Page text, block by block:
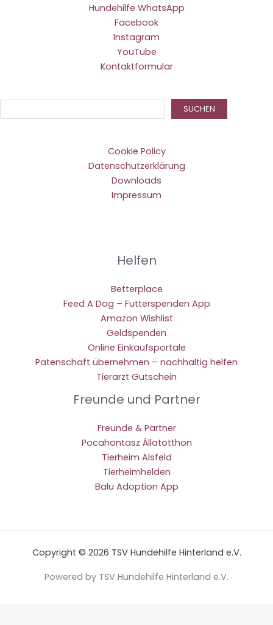
Hundehilfe WhatsApp
Facebook
Instagram
YouTube
Kontaktformular
SUCHEN
Cookie Policy
Datenschutzerklärung
Downloads
Impressum
Helfen
Betterplace
Feed A Dog – Futterspenden App
Amazon Wishlist
Geldspenden
Online Einkaufsportale
Patenschaft übernehmen – nachhaltig helfen
Tierarzt Gutschein
Freunde und Partner
Freunde & Partner
Pocahontasz Állatotthon
Tierheim Alsfeld
Tierheimhelden
Balu Adoption App
Copyright © 2026 TSV Hundehilfe Hinterland e.V.
Powered by TSV Hundehilfe Hinterland e.V.